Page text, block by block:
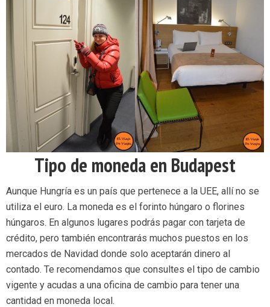
Tipo de moneda en Budapest
Aunque Hungría es un país que pertenece a la UEE, allí no se
utiliza el euro. La moneda es el forinto húngaro o florines
húngaros. En algunos lugares podrás pagar con tarjeta de
crédito, pero también encontrarás muchos puestos en los
mercados de Navidad donde solo aceptarán dinero al
contado. Te recomendamos que consultes el tipo de cambio
vigente y acudas a una oficina de cambio para tener una
cantidad en moneda local.